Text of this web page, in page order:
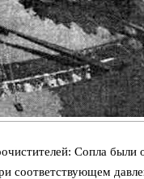
Сопла
соответствующем